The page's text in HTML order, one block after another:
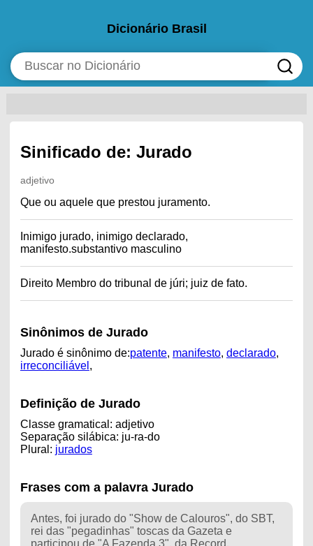
Dicionário Brasil
Sinificado de: Jurado
adjetivo
Que ou aquele que prestou juramento.
Inimigo jurado, inimigo declarado,
manifesto.substantivo masculino
Direito Membro do tribunal de júri; juiz de fato.
Sinônimos de Jurado
Jurado é sinônimo de:patente, manifesto, declarado,
irreconciliável ,
Definição de Jurado
Classe gramatical: adjetivo
Separação silábica: ju-ra-do
Plural: jurados
Frases com a palavra Jurado
Antes, foi jurado do "Show de Calouros", do SBT,
rei das "pegadinhas" toscas da Gazeta e
participou de "A Fazenda 3", da Record.